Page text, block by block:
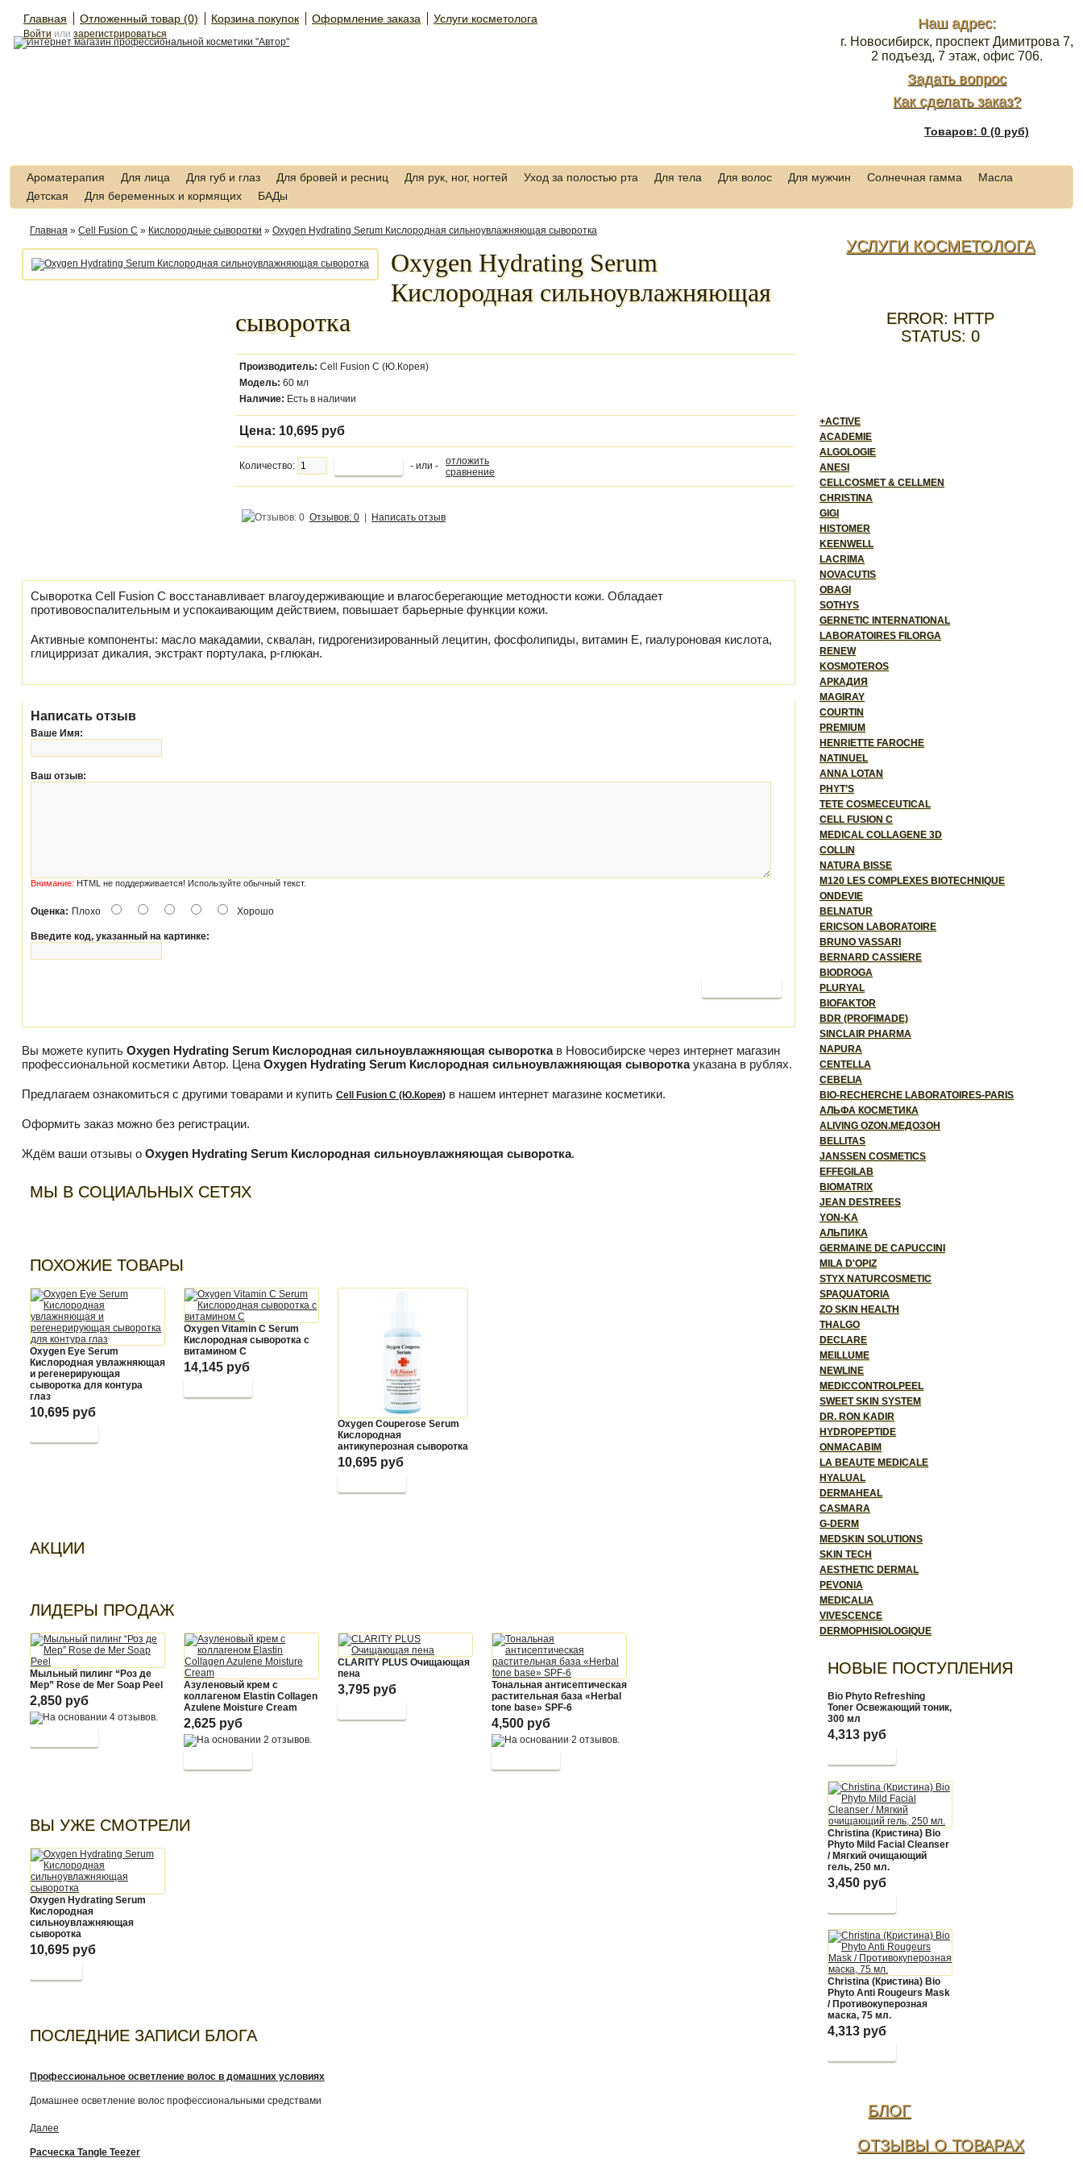
Товаров: 0 (0 руб)
Наш адрес:
г. Новосибирск, проспект Димитрова 7,
2 подъезд, 7 этаж, офис 706.
Задать вопрос
Как сделать заказ?
Войти или зарегистрироваться
Главная Отложенный товар (0) Корзина покупок Оформление заказа Услуги косметолога
Ароматерапия Для лица Для губ и глаз Для бровей и ресниц Для рук, ног, ногтей Уход за полостью рта Для тела Для волос Для мужчин Солнечная гамма
Масла
Детская
Для беременных и кормящих БАДы
Главная » Cell Fusion C » Кислородные сыворотки » Oxygen Hydrating Serum Кислородная сильноувлажняющая сыворотка
Oxygen Hydrating Serum
Кислородная сильноувлажняющая
сыворотка
Производитель: Cell Fusion C (Ю.Корея)
Модель: 60 мл
Наличие: Есть в наличии
Цена: 10,695 руб
Количество: - или -
отложить
сравнение
Отзывов: 0 Написать отзыв
Сыворотка Cell Fusion C восстанавливает влагоудерживающие и влагосберегающие методности кожи. Обладает
противовоспалительным и успокаивающим действием, повышает барьерные функции кожи.
Активные компоненты: масло макадамии, сквалан, гидрогенизированный лецитин, фосфолипиды, витамин Е, гиалуроновая кислота,
глицирризат дикалия, экстракт портулака, р-глюкан.
Написать отзыв
Ваше Имя:
Ваш отзыв:
Внимание: HTML не поддерживается! Используйте обычный текст.
Оценка: Плохо Хорошо
Введите код, указанный на картинке:
Вы можете купить Oxygen Hydrating Serum Кислородная сильноувлажняющая сывороткав Новосибирске через интернет магазин
профессиональной косметики Автор. Цена Oxygen Hydrating Serum Кислородная сильноувлажняющая сывороткауказана в рублях.
Предлагаем ознакомиться с другими товарами и купить Cell Fusion C (Ю.Корея) в нашем интернет магазине косметики.
Оформить заказ можно без регистрации.
Ждём ваши отзывы о Oxygen Hydrating Serum Кислородная сильноувлажняющая сыворотка.
МЫ В СОЦИАЛЬНЫХ СЕТЯХ
ПОХОЖИЕ ТОВАРЫ
Oxygen Eye Serum
Кислородная увлажняющая
и регенерирующая
сыворотка для контура
глаз
10,695 руб
Oxygen Vitamin C Serum
Кислородная сыворотка с
витамином С
14,145 руб
Oxygen Couperose Serum
Кислородная
антикуперозная сыворотка
10,695 руб
АКЦИИ
ЛИДЕРЫ ПРОДАЖ
Мыльный пилинг “Роз де
Мер” Rose de Mer Soap Peel
2,850 руб
Азуленовый крем с
коллагеном Elastin Collagen
Azulene Moisture Cream
2,625 руб
CLARITY PLUS Очищающая
пена
3,795 руб
Тональная антисептическая
растительная база «Herbal
tone base» SPF-6
4,500 руб
ВЫ УЖЕ СМОТРЕЛИ
Oxygen Hydrating Serum
Кислородная
сильноувлажняющая
сыворотка
10,695 руб
ПОСЛЕДНИЕ ЗАПИСИ БЛОГА
Профессиональное осветление волос в домашних условиях
Домашнее осветление волос профессиональными средствами
Далее
Расческа Tangle Teezer
УСЛУГИ КОСМЕТОЛОГА
ERROR: HTTP
STATUS: 0
+ACTIVE
ACADEMIE
ALGOLOGIE
ANESI
CELLCOSMET & CELLMEN
CHRISTINA
GIGI
HISTOMER
KEENWELL
LACRIMA
NOVACUTIS
OBAGI
SOTHYS
GERNETIC INTERNATIONAL
LABORATOIRES FILORGA
RENEW
KOSMOTEROS
АРКАДИЯ
MAGIRAY
COURTIN
PREMIUM
HENRIETTE FAROCHE
NATINUEL
ANNA LOTAN
PHYT’S
TETE COSMECEUTICAL
CELL FUSION C
MEDICAL COLLAGENE 3D
COLLIN
NATURA BISSE
M120 LES COMPLEXES BIOTECHNIQUE
ONDEVIE
BELNATUR
ERICSON LABORATOIRE
BRUNO VASSARI
BERNARD CASSIERE
BIODROGA
PLURYAL
BIOFAKTOR
BDR (PROFIMADE)
SINCLAIR PHARMA
NAPURA
CENTELLA
CEBELIA
BIO-RECHERCHE LABORATOIRES-PARIS
АЛЬФА КОСМЕТИКА
ALIVING OZON.МЕДОЗОН
BELLITAS
JANSSEN COSMETICS
EFFEGILAB
BIOMATRIX
JEAN DESTREES
YON-KA
АЛЬПИКА
GERMAINE DE CAPUCCINI
MILA D'OPIZ
STYX NATURCOSMETIC
SPAQUATORIA
ZO SKIN HEALTH
THALGO
DECLARE
MEILLUME
NEWLINE
MEDICCONTROLPEEL
SWEET SKIN SYSTEM
DR. RON KADIR
HYDROPEPTIDE
ONMACABIM
LA BEAUTE MEDICALE
HYALUAL
DERMAHEAL
CASMARA
G-DERM
MEDSKIN SOLUTIONS
SKIN TECH
AESTHETIC DERMAL
PEVONIA
MEDICALIA
VIVESCENCE
DERMOPHISIOLOGIQUE
НОВЫЕ ПОСТУПЛЕНИЯ
Bio Phyto Refreshing
Toner Освежающий тоник,
300 мл
4,313 руб
Christina (Кристина) Bio
Phyto Mild Facial Cleanser
/ Мягкий очищающий
гель, 250 мл.
3,450 руб
Christina (Кристина) Bio
Phyto Anti Rougeurs Mask
/ Противокуперозная
маска, 75 мл.
4,313 руб
БЛОГ
ОТЗЫВЫ О ТОВАРАХ